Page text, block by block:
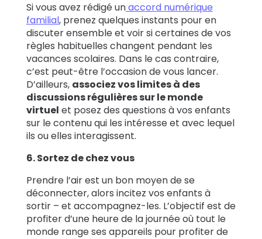
Si vous avez rédigé unaccord numérique
familial, prenez quelques instants pour en
discuter ensemble et voir si certaines de vos
règles habituelles changent pendant les
vacances scolaires. Dans le cas contraire,
c’est peut-être l’occasion de vous lancer.
D’ailleurs, associez vos limites à des
discussions régulières sur le monde
virtuel et posez des questions à vos enfants
sur le contenu qui les intéresse et avec lequel
ils ou elles interagissent.
6. Sortez de chez vous
Prendre l’air est un bon moyen de se
déconnecter, alors incitez vos enfants à
sortir – et accompagnez-les. L’objectif est de
profiterd’une heure de la journée où tout le
monde range ses appareils pour profiter de